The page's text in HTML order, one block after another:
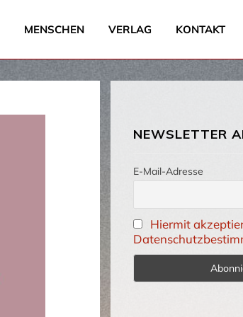
MENSCHEN VERLAG KONTAKT
NEWSLETTER
E-Mail-Adresse
Hiermit